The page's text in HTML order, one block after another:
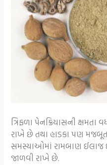
ત્રિફળા પેનક્રિયાસની ક્ષમતા
રાખે છે તથા હાડકા પણ
સમસ્યાઓમાં રામબાણ ઈલાજ છે.
જાળવી રાખે છે.